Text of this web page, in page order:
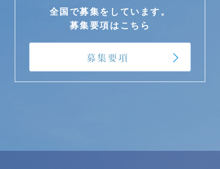
全国で募集をしています。
募集要項はこちら